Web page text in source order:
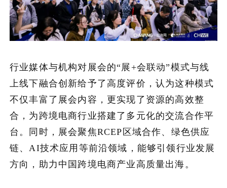
行业媒体与机构对展会的“展+会联动”模式与线
上线下融合创新给予了高度评价，认为这种模式
不仅丰富了展会内容，更实现了资源的高效整
合，为跨境电商行业搭建了多元化的交流合作平
台。同时，展会聚焦RCEP区域合作、绿色供应
链、AI技术应用等前沿领域，能够引领行业发展
方向，助力中国跨境电商产业高质量出海。